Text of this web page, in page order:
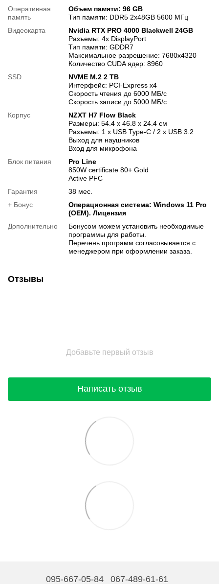
Оперативная
память
Объем памяти: 96 GB
Тип памяти: DDR5 2x48GB 5600 МГц
Видеокарта
Nvidia RTX PRO 4000 Blackwell 24GB
Разъемы: 4x DisplayPort
Тип памяти: GDDR7
Максимальное разрешение: 7680x4320
Количество CUDA ядер: 8960
SSD
NVME M.2 2 TB
Интерфейс: PCI-Express x4
Скорость чтения до 6000 МБ/с
Скорость записи до 5000 МБ/с
Корпус
NZXT H7 Flow Black
Размеры: 54.4 х 46.8 х 24.4 см
Разъемы: 1 х USB Type-C / 2 х USB 3.2
Выход для наушников
Вход для микрофона
Блок питания
Pro Line
850W certificate 80+ Gold
Active PFC
Гарантия
38 мес.
+ Бонус
Операционная система: Windows 11 Pro
(OEM). Лицензия
Дополнительно
Бонусом можем установить необходимые
программы для работы.
Перечень программ согласовывается с
менеджером при оформлении заказа.
Отзывы
Добавьте первый отзыв
Написать отзыв
095-667-05-84 067-489-61-61